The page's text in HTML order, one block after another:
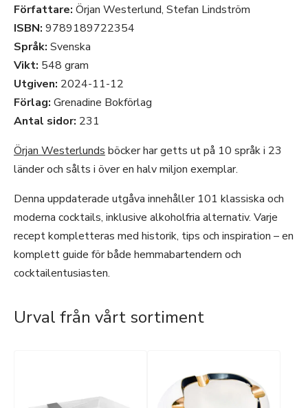
Författare: Örjan Westerlund, Stefan Lindström
ISBN: 9789189722354
Språk: Svenska
Vikt: 548 gram
Utgiven: 2024-11-12
Förlag: Grenadine Bokförlag
Antal sidor: 231
Örjan Westerlunds böcker har getts ut på 10 språk i 23
länder och sålts i över en halv miljon exemplar.
Denna uppdaterade utgåva innehåller 101 klassiska och
moderna cocktails, inklusive alkoholfria alternativ. Varje
recept kompletteras med historik, tips och inspiration – en
komplett guide för både hemmabartendern och
cocktailentusiasten.
Urval från vårt sortiment